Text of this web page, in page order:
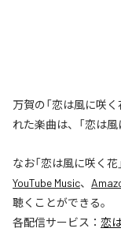
万賀の「恋は風に咲
れた楽曲は、「恋は風
なお「恋は風に咲く花
YouTube Music、
聴くことができる。
各配信サービス： 恋